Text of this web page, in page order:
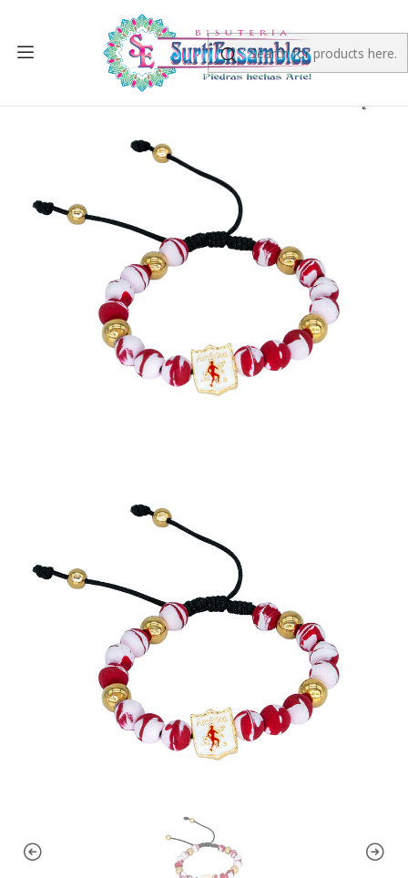
FINISHED PRODUCT
PULSERA NEOPRENO AMERICA DE CALI